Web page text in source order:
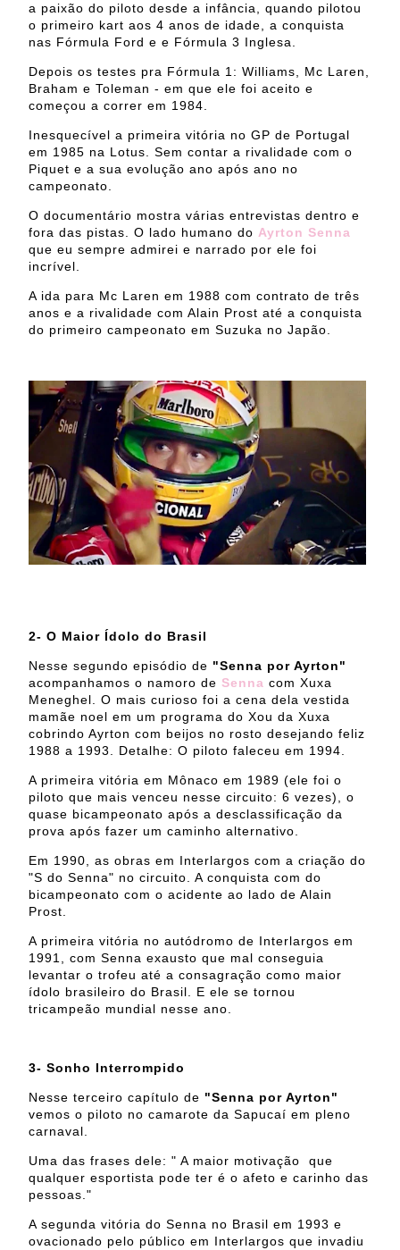
a paixão do piloto desde a infância, quando pilotou
o primeiro kart aos 4 anos de idade, a conquista
nas Fórmula Ford e e Fórmula 3 Inglesa.
Depois os testes pra Fórmula 1: Williams, Mc Laren,
Braham e Toleman - em que ele foi aceito e
começou a correr em 1984.
Inesquecível a primeira vitória no GP de Portugal
em 1985 na Lotus. Sem contar a rivalidade com o
Piquet e a sua evolução ano após ano no
campeonato.
O documentário mostra várias entrevistas dentro e
fora das pistas. O lado humano do Ayrton Senna
que eu sempre admirei e narrado por ele foi
incrível.
A ida para Mc Laren em 1988 com contrato de três
anos e a rivalidade com Alain Prost até a conquista
do primeiro campeonato em Suzuka no Japão.
2- O Maior Ídolo do Brasil
Nesse segundo episódio de "Senna por Ayrton"
acompanhamos o namoro de Senna com Xuxa
Meneghel. O mais curioso foi a cena dela vestida
mamãe noel em um programa do Xou da Xuxa
cobrindo Ayrton com beijos no rosto desejando feliz
1988 a 1993. Detalhe: O piloto faleceu em 1994.
A primeira vitória em Mônaco em 1989 (ele foi o
piloto que mais venceu nesse circuito: 6 vezes), o
quase bicampeonato após a desclassificação da
prova após fazer um caminho alternativo.
Em 1990, as obras em Interlargos com a criação do
"S do Senna" no circuito. A conquista com do
bicampeonato com o acidente ao lado de Alain
Prost.
A primeira vitória no autódromo de Interlargos em
1991, com Senna exausto que mal conseguia
levantar o trofeu até a consagração como maior
ídolo brasileiro do Brasil. E ele se tornou
tricampeão mundial nesse ano.
3- Sonho Interrompido
Nesse terceiro capítulo de "Senna por Ayrton"
vemos o piloto no camarote da Sapucaí em pleno
carnaval.
Uma das frases dele: " A maior motivação que
qualquer esportista pode ter é o afeto e carinho das
pessoas."
A segunda vitória do Senna no Brasil em 1993 e
ovacionado pelo público em Interlargos que invadiu